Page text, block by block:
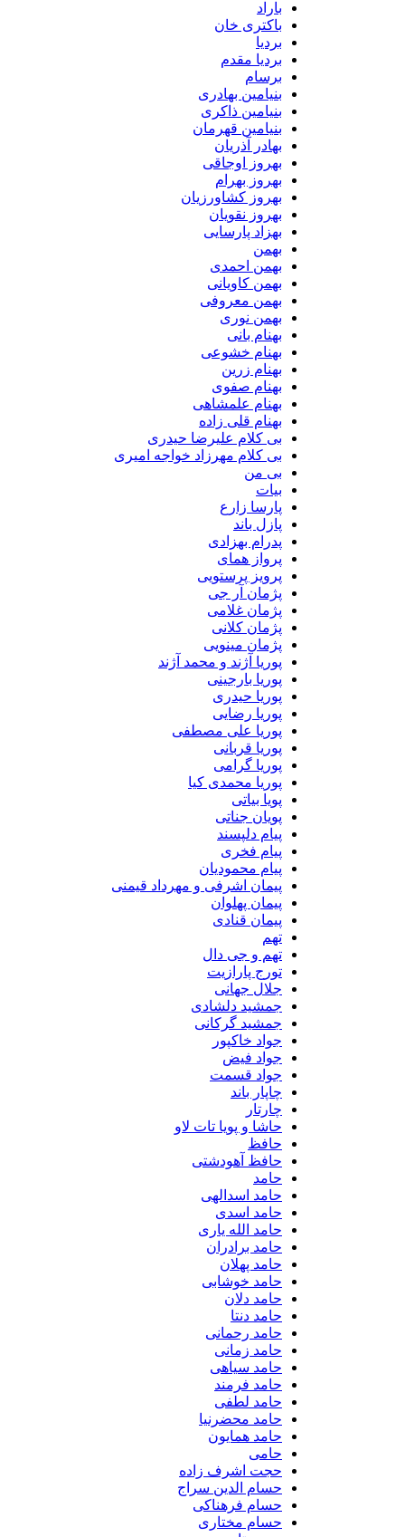
باکتری خان
بردیا مقدم
بنیامین بهادری
بنیامین ذاکری
بنیامین قهرمان
بهادر آذریان
بهروز اوجاقی
بهروز بهرام
بهروز کشاورزیان
بهروز نقویان
بهزاد پارسایی
بهمن احمدی
بهمن کاویانی
بهمن معروفی
بهمن نوری
بهنام بانی
بهنام خشوعی
بهنام زرین
بهنام صفوی
بهنام علمشاهی
بهنام قلی زاده
بی کلام علیرضا حیدری
بی کلام مهرزاد خواجه امیری
پارسا زارع
پازل باند
پدرام بهزادی
پرواز همای
پرویز پرستویی
پژمان آر جی
پژمان غلامی
پژمان کلانی
پژمان مینویی
پوریا آژند و محمد آژند
پوریا بارجینی
پوریا حیدری
پوریا رضایی
پوریا علی مصطفی
پوریا قربانی
پوریا گرامی
پوریا محمدی کیا
پویا بیاتی
پویان جناتی
پیام دلپسند
پیام فخری
پیام محمودیان
پیمان اشرفی و مهرداد قیمنی
پیمان پهلوان
پیمان قنادی
تهم و جی دال
تورج پارازیت
جلال جهانی
جمشید دلشادی
جمشید گرکانی
جواد خاکپور
جواد فیض
جواد قسمت
چاپار باند
حاشا و پویا تات لاو
حافظ آهودشتی
حامد اسدالهی
حامد اسدی
حامد الله یاری
حامد برادران
حامد پهلان
حامد خوشابی
حامد دلان
حامد دنتا
حامد رحمانی
حامد زمانی
حامد سیاهی
حامد فرمند
حامد لطفی
حامد محضرنیا
حامد همایون
حجت اشرف زاده
حسام الدین سراج
حسام فرهناکی
حسام مختاری